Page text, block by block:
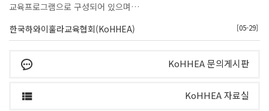
교육프로그램으로 구성되어 있으며…
한국하와이훌라교육협회(KoHHEA)
[05-29]
KoHHEA 문의게시판
KoHHEA 자료실